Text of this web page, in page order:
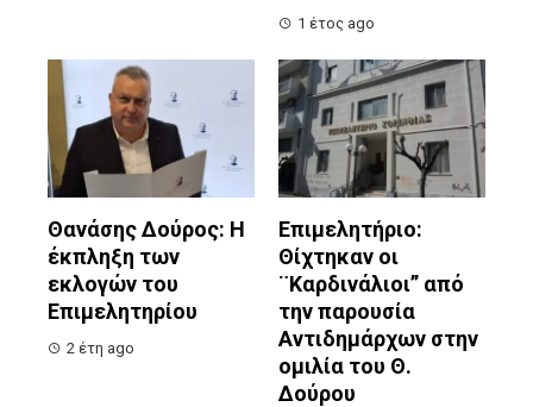
1 έτος ago
Θανάσης Δούρος: Η
έκπληξη των
εκλογών του
Επιμελητηρίου
2 έτη ago
Επιμελητήριο:
Θίχτηκαν οι
¨Καρδινάλιοι” από
την παρουσία
Αντιδημάρχων στην
ομιλία του Θ.
Δούρου